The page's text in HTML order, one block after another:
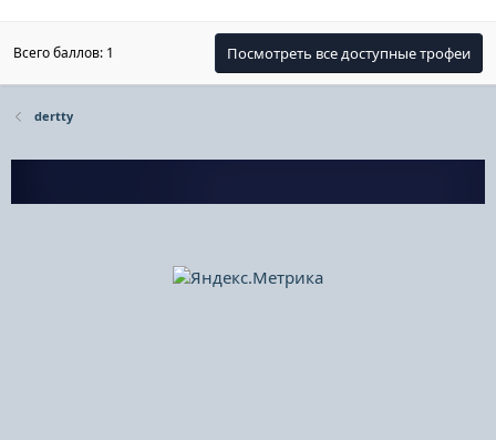
Всего баллов: 1 Посмотреть все доступные трофеи
dertty